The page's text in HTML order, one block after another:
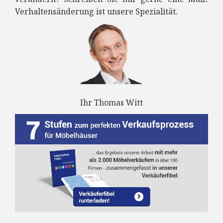
Verhaltensänderung ist unsere Spezialität.
Ihr Thomas Witt